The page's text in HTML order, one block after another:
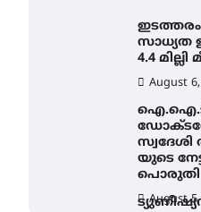
ഇടത്തരം
സാധ്യത
4.4 മില്ലി
August
ഐ.ഐ.ടി
യുടെ
പൊരുതി
August